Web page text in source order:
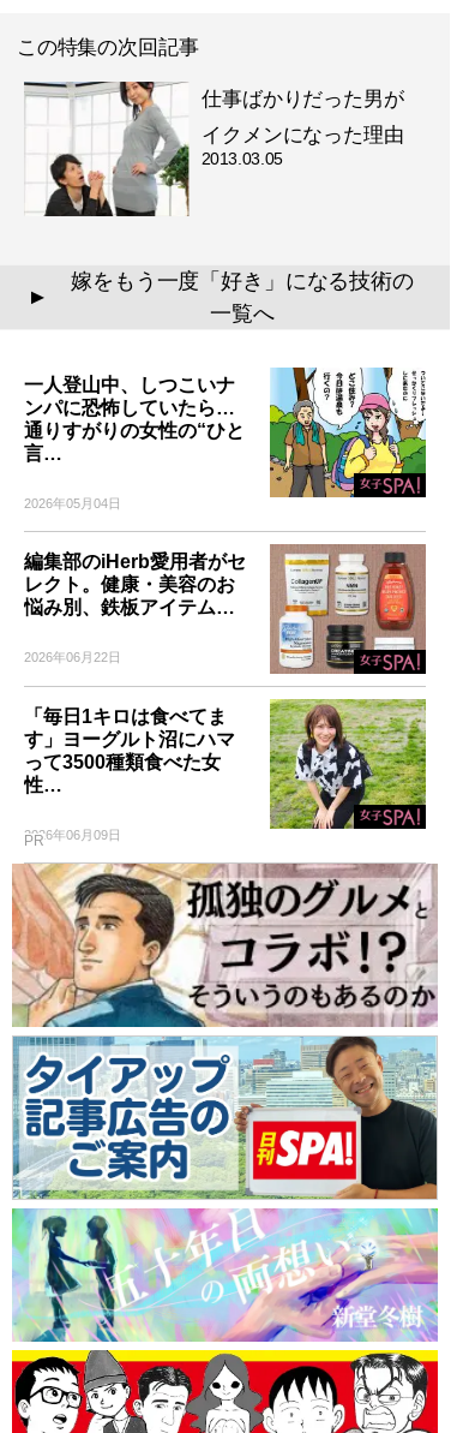
この特集の次回記事
仕事ばかりだった男が
イクメンになった理由
2013.03.05
▲
嫁をもう一度「好き」になる技術の
一覧へ
一人登山中、しつこいナ
ンパに恐怖していたら…
通りすがりの女性の“ひと
言…
2026年05月04日
編集部のiHerb愛用者がセ
レクト。健康・美容のお
悩み別、鉄板アイテム…
2026年06月22日
「毎日1キロは食べてま
す」ヨーグルト沼にハマ
って3500種類食べた女
性…
2026年06月09日
PR